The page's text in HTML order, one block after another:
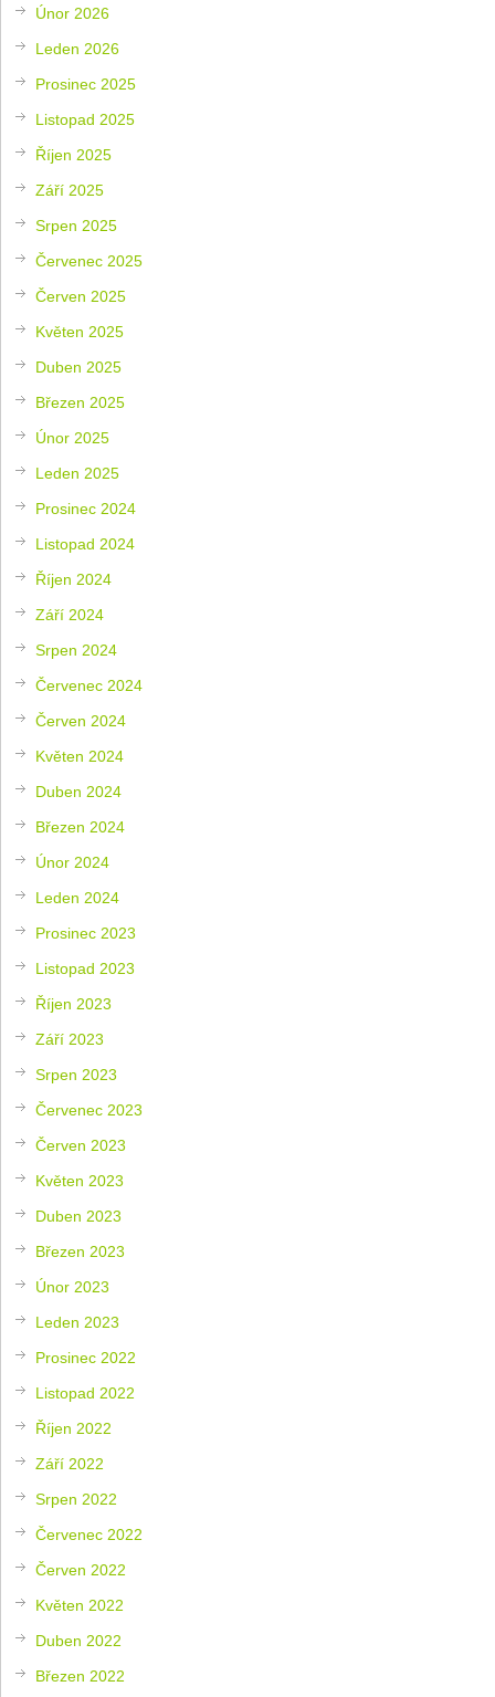
Únor 2026
Leden 2026
Prosinec 2025
Listopad 2025
Říjen 2025
Září 2025
Srpen 2025
Červenec 2025
Červen 2025
Květen 2025
Duben 2025
Březen 2025
Únor 2025
Leden 2025
Prosinec 2024
Listopad 2024
Říjen 2024
Září 2024
Srpen 2024
Červenec 2024
Červen 2024
Květen 2024
Duben 2024
Březen 2024
Únor 2024
Leden 2024
Prosinec 2023
Listopad 2023
Říjen 2023
Září 2023
Srpen 2023
Červenec 2023
Červen 2023
Květen 2023
Duben 2023
Březen 2023
Únor 2023
Leden 2023
Prosinec 2022
Listopad 2022
Říjen 2022
Září 2022
Srpen 2022
Červenec 2022
Červen 2022
Květen 2022
Duben 2022
Březen 2022